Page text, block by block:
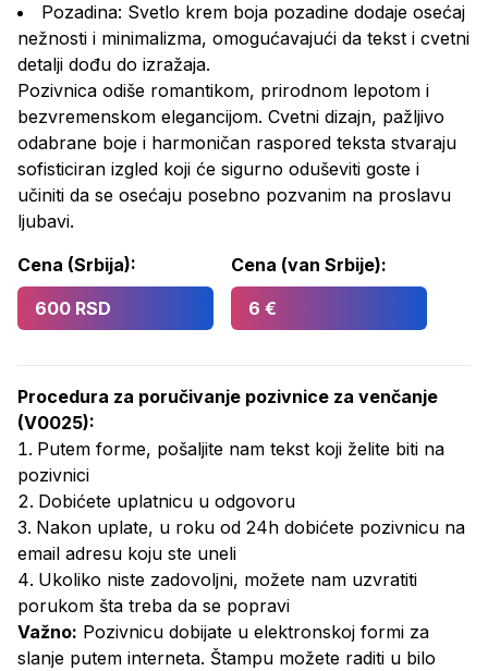
Pozadina: Svetlo krem boja pozadine dodaje osećaj
nežnosti i minimalizma, omogućavajući da tekst i cvetni
detalji dođu do izražaja.
Pozivnica odiše romantikom, prirodnom lepotom i
bezvremenskom elegancijom. Cvetni dizajn, pažljivo
odabrane boje i harmoničan raspored teksta stvaraju
sofisticiran izgled koji će sigurno oduševiti goste i
učiniti da se osećaju posebno pozvanim na proslavu
ljubavi.
Cena (Srbija):
600 RSD
Cena (van Srbije):
6 €
Procedura za poručivanje pozivnice za venčanje
(V0025):
Putem forme, pošaljite nam tekst koji želite biti na
pozivnici
Dobićete uplatnicu u odgovoru
Nakon uplate, u roku od 24h dobićete pozivnicu na
email adresu koju ste uneli
Ukoliko niste zadovoljni, možete nam uzvratiti
porukom šta treba da se popravi
Važno: Pozivnicu dobijate u elektronskoj formi za
slanje putem interneta. Štampu možete raditi u bilo